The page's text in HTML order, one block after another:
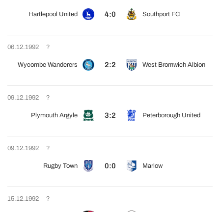
Hartlepool United 4:0 Southport FC
06.12.1992 ?
Wycombe Wanderers 2:2 West Bromwich Albion
09.12.1992 ?
Plymouth Argyle 3:2 Peterborough United
09.12.1992 ?
Rugby Town 0:0 Marlow
15.12.1992 ?